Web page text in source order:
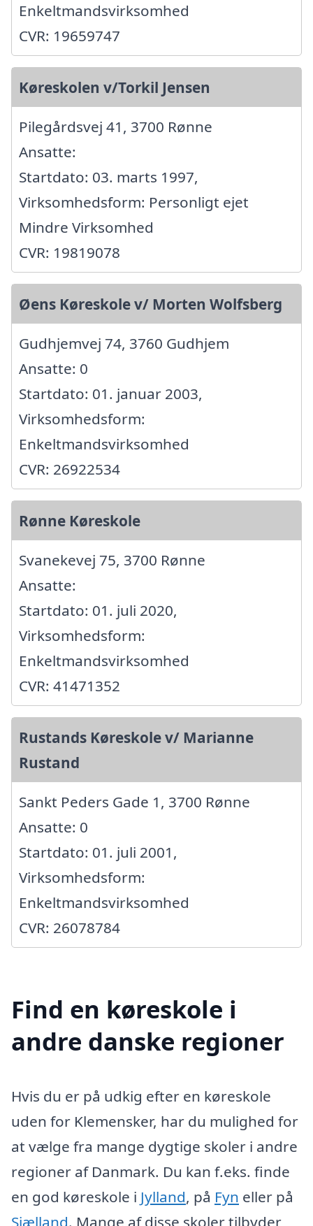
Enkeltmandsvirksomhed
CVR: 19659747
Køreskolen v/Torkil Jensen
Pilegårdsvej 41, 3700 Rønne
Ansatte:
Startdato: 03. marts 1997,
Virksomhedsform: Personligt ejet
Mindre Virksomhed
CVR: 19819078
Øens Køreskole v/ Morten Wolfsberg
Gudhjemvej 74, 3760 Gudhjem
Ansatte: 0
Startdato: 01. januar 2003,
Virksomhedsform:
Enkeltmandsvirksomhed
CVR: 26922534
Rønne Køreskole
Svanekevej 75, 3700 Rønne
Ansatte:
Startdato: 01. juli 2020,
Virksomhedsform:
Enkeltmandsvirksomhed
CVR: 41471352
Rustands Køreskole v/ Marianne
Rustand
Sankt Peders Gade 1, 3700 Rønne
Ansatte: 0
Startdato: 01. juli 2001,
Virksomhedsform:
Enkeltmandsvirksomhed
CVR: 26078784
Find en køreskole i
andre danske regioner
Hvis du er på udkig efter en køreskole
uden for Klemensker, har du mulighed for
at vælge fra mange dygtige skoler i andre
regioner af Danmark. Du kan f.eks. finde
en god køreskole i Jylland, på Fyn eller på
Sjælland. Mange af disse skoler tilbyder